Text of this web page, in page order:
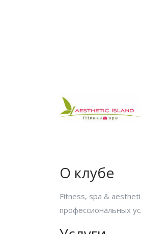
О клубе
Fitness, spa &
профессиональных